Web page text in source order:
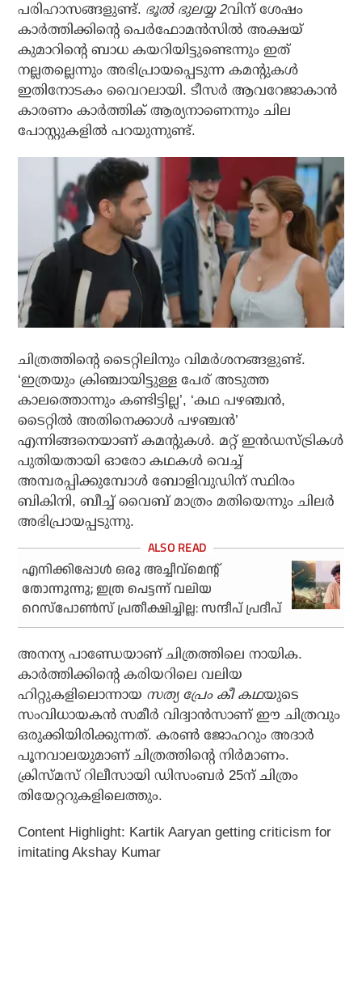
പരിഹാസങ്ങളുണ്ട്. ഭൂല്‍ ഭുലയ്യ 2വിന് ശേഷം
കാര്‍ത്തിക്കിന്റെ പെര്‍ഫോമന്‍സില്‍ അക്ഷയ്
കുമാറിന്റെ ബാധ കയറിയിട്ടുണ്ടെന്നും ഇത്
നല്ലതല്ലെന്നും അഭിപ്രായപ്പെടുന്ന കമന്റുകള്‍
ഇതിനോടകം വൈറലായി. ടീസര്‍ ആവറേജാകാന്‍
കാരണം കാര്‍ത്തിക് ആര്യനാണെന്നും ചില
പോസ്റ്റുകളില്‍ പറയുന്നുണ്ട്.
ചിത്രത്തിന്റെ ടൈറ്റിലിനും വിമര്‍ശനങ്ങളുണ്ട്.
‘ഇത്രയും ക്രിഞ്ചായിട്ടുള്ള പേര് അടുത്ത
കാലത്തൊന്നും കണ്ടിട്ടില്ല’, ‘കഥ പഴഞ്ചന്‍,
ടൈറ്റില്‍ അതിനെക്കാള്‍ പഴഞ്ചന്‍’
എന്നിങ്ങനെയാണ് കമന്റുകള്‍. മറ്റ് ഇന്‍ഡസ്ട്രികള്‍
പുതിയതായി ഓരോ കഥകള്‍ വെച്ച്
അമ്പരപ്പിക്കുമ്പോള്‍ ബോളിവുഡിന് സ്ഥിരം
ബികിനി, ബീച്ച് വൈബ് മാത്രം മതിയെന്നും ചിലര്‍
അഭിപ്രായപ്പടുന്നു.
എനിക്കിപ്പോള്‍ ഒരു അച്ചീവ്‌മെന്റ്
തോന്നുന്നു; ഇത്ര പെട്ടന്ന് വലിയ
റെസ്പോണ്‍സ് പ്രതീക്ഷിച്ചില്ല: സന്ദീപ് പ്രദീപ്
അനന്യ പാണ്ഡേയാണ് ചിത്രത്തിലെ നായിക.
കാര്‍ത്തിക്കിന്റെ കരിയറിലെ വലിയ
ഹിറ്റുകളിലൊന്നായ സത്യ പ്രേം കീ കഥയുടെ
സംവിധായകന്‍ സമീര്‍ വിദ്വാന്‍സാണ് ഈ ചിത്രവും
ഒരുക്കിയിരിക്കുന്നത്. കരണ്‍ ജോഹറും അദാര്‍
പൂനവാലയുമാണ് ചിത്രത്തിന്റെ നിര്‍മാണം.
ക്രിസ്മസ് റിലീസായി ഡിസംബര്‍ 25ന് ചിത്രം
തിയേറ്ററുകളിലെത്തും.
Content Highlight: Kartik Aaryan getting criticism for
imitating Akshay Kumar